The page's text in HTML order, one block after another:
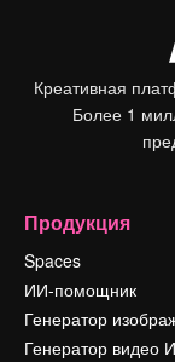
Креативная
Более 1
Продукция
Spaces
ИИ-помощник
Генератор
Генератор видео